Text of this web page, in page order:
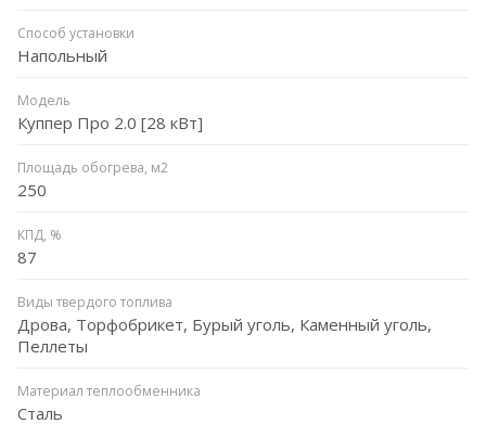
Способ установки
Напольный
Модель
Куппер Про 2.0 [28 кВт]
Площадь обогрева, м2
250
КПД, %
87
Виды твердого топлива
Дрова, Торфобрикет, Бурый уголь, Каменный уголь,
Пеллеты
Материал теплообменника
Сталь